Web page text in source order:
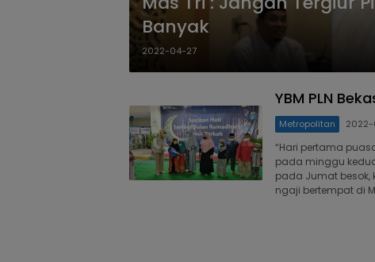
Banyak
2022-04-27
YBM PLN
Metropolitan 2022-
“Hari pertama
pada minggu
pada Jumat besok,
ngaji bertempat di